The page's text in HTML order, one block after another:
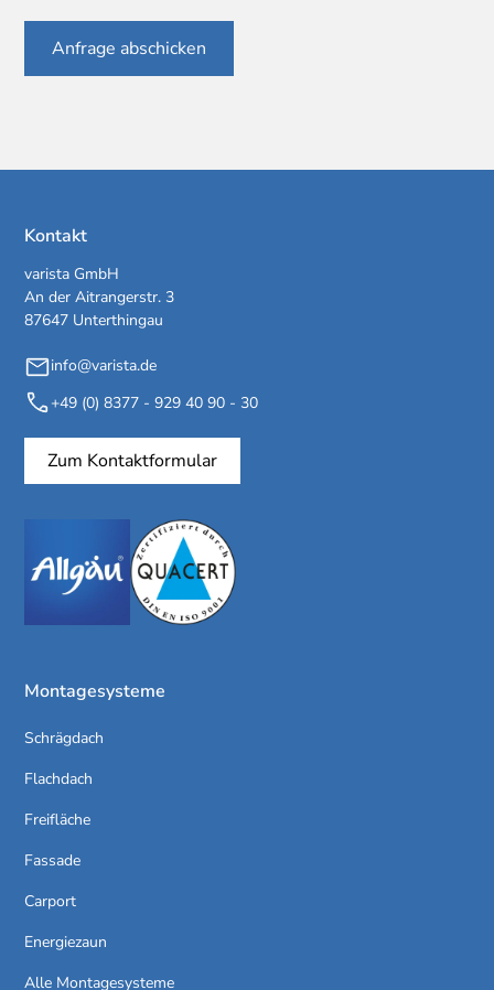
Kontakt
varista GmbH
An der Aitrangerstr. 3
87647 Unterthingau
info@varista.de
+49 (0) 8377 - 929 40 90 - 30
Zum Kontaktformular
Montagesysteme
Schrägdach
Flachdach
Freifläche
Fassade
Carport
Energiezaun
Alle Montagesysteme